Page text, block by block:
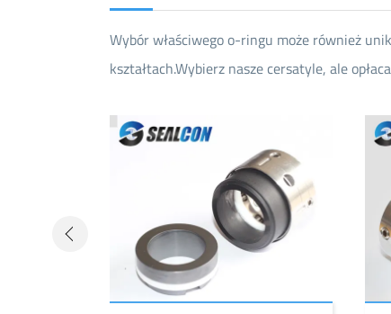
Wybór właściwego o-ringu może również
kształtach.Wybierz nasze cersatyle, ale